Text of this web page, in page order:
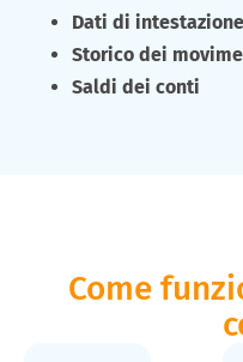
Dati di intestazione
Storico dei
Saldi dei conti
Come